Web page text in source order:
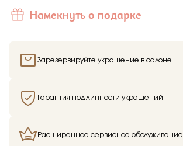
Намекнуть о подарке
Зарезервируйте украшение в салоне
Гарантия подлинности украшений
Расширенное сервисное обслуживание